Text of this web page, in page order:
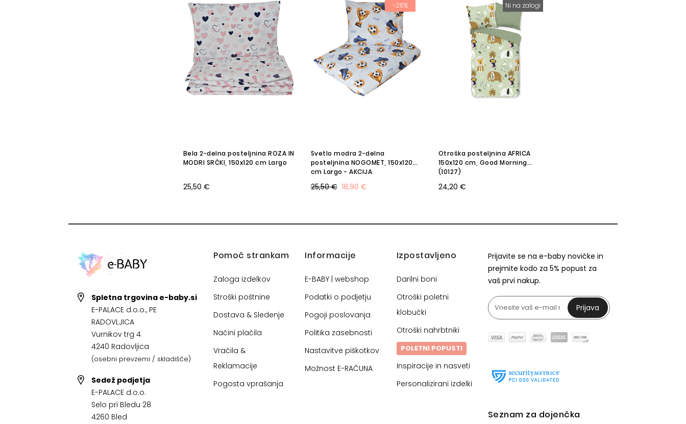
Bela 2-delna posteljnina ROZA IN
MODRI SRČKI, 150x120 cm Largo
25,50 €
-26%
Svetlo modra 2-delna
posteljnina NOGOMET, 150x120
cm Largo - AKCIJA
18,90 €
25,50 €
Ni na zalogi
Otroška posteljnina AFRICA
150x120 cm, Good Morning
(10127)
24,20 €
Spletna trgovina e-baby.si
E-PALACE d.o.o., PE
RADOVLJICA
Vurnikov trg 4
4240 Radovljica
(osebni prevzemi / skladišče)
Sedež podjetja
E-PALACE d.o.o.
Selo pri Bledu 28
4260 Bled
Pomoč strankam
Zaloga izdelkov
Stroški poštnine
Dostava & Sledenje
Načini plačila
Vračila &
Reklamacije
Pogosta vprašanja
Informacije
E-BABY | webshop
Podatki o podjetju
Pogoji poslovanja
Politika zasebnosti
Nastavitve piškotkov
Možnost E-RAČUNA
Izpostavljeno
Darilni boni
Otroški poletni
klobučki
Otroški nahrbtniki
POLETNI POPUSTI
Inspiracije in nasveti
Personalizirani izdelki
Prijavite se na e-baby novičke in
prejmite kodo za 5% popust za
vaš prvi nakup.
Prijava
Seznam za dojenčka